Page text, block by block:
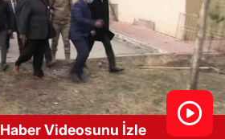
Haber Videosunu İzle